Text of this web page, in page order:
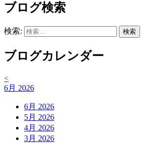
ブログ検索
検索:
ブログカレンダー
<
6月 2026
6月 2026
5月 2026
4月 2026
3月 2026